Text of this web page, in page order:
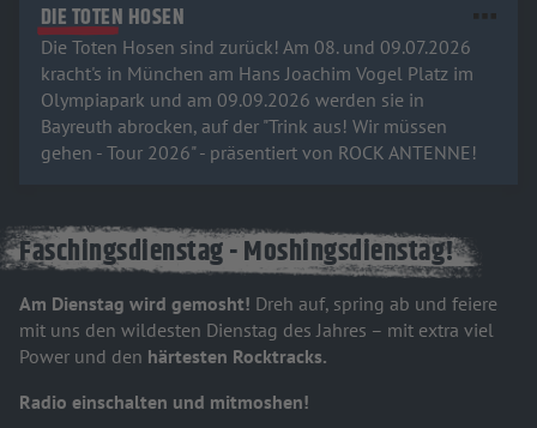
DIE TOTEN HOSEN
Die Toten Hosen sind zurück! Am 08. und 09.07.2026
kracht's in München am Hans Joachim Vogel Platz im
Olympiapark und am 09.09.2026 werden sie in
Bayreuth abrocken, auf der "Trink aus! Wir müssen
gehen - Tour 2026" - präsentiert von ROCK ANTENNE!
Faschingsdienstag - Moshingsdienstag!
Am Dienstag wird gemosht! Dreh auf, spring ab und feiere
mit uns den wildesten Dienstag des Jahres – mit extra viel
Power und den härtesten Rocktracks.
Radio einschalten und mitmoshen!